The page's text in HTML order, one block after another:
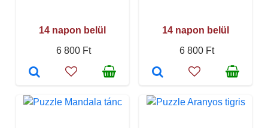
14 napon belül
6 800 Ft
14 napon belül
6 800 Ft